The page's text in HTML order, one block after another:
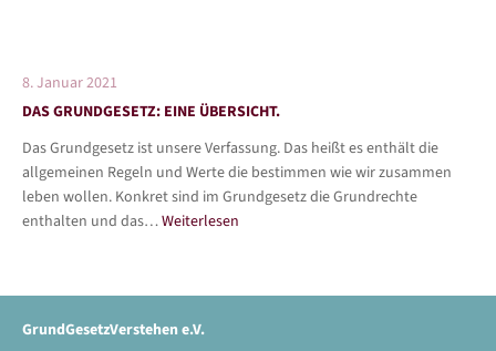
8. Januar 2021
DAS GRUNDGESETZ: EINE ÜBERSICHT.
Das Grundgesetz ist unsere Verfassung. Das heißt es enthält die
allgemeinen Regeln und Werte die bestimmen wie wir zusammen
leben wollen. Konkret sind im Grundgesetz die Grundrechte
enthalten und das…Weiterlesen
GrundGesetzVerstehen e.V.